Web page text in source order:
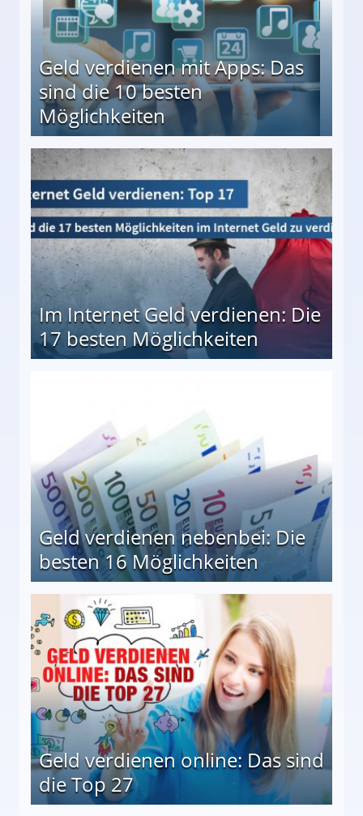
Geld verdienen mit Apps: Das
sind die 10 besten
Möglichkeiten
besten Möglichkeiten
Im Internet Geld verdienen: Die
17 besten Möglichkeiten
Geld verdienen nebenbei: Die
besten 16 Möglichkeiten
Geld verdienen online: Das sind
die Top 27